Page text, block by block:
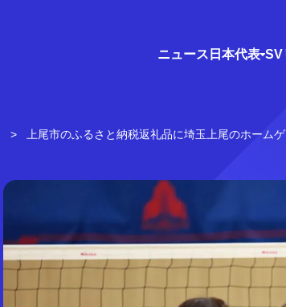
ニュース 日本代表 SV
上尾市のふるさと納税返礼品に埼玉上尾のホーム